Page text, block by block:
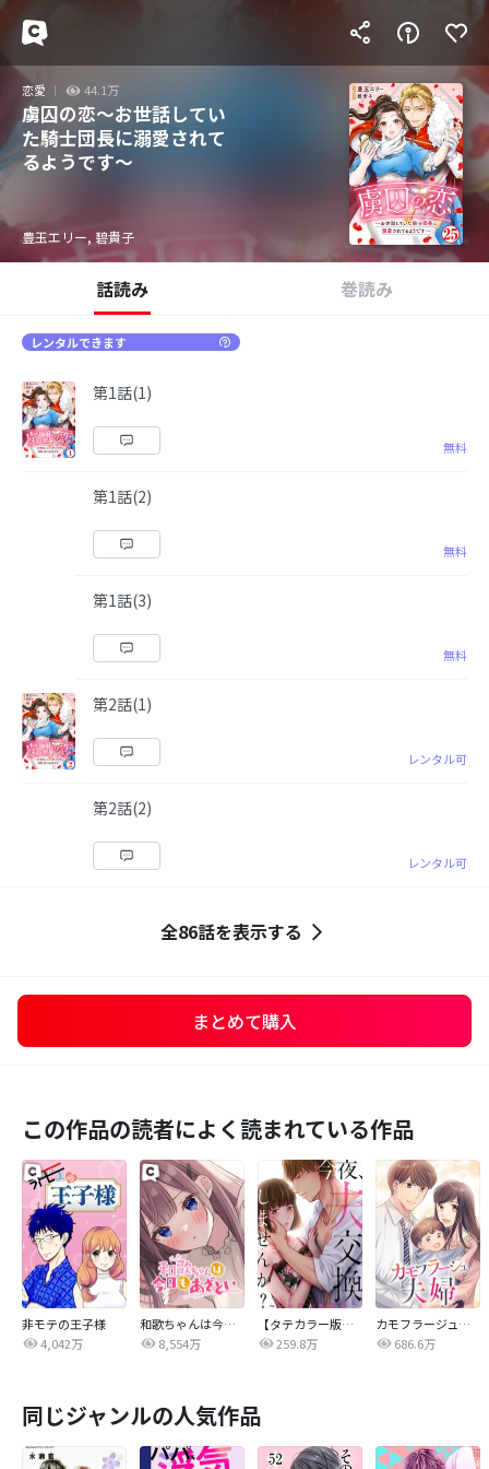
恋愛 44.1万
虜囚の恋～お世話してい
た騎士団長に溺愛されて
るようです～
豊玉エリー, 碧貴子
話読み 巻読み
レンタルできます
第1話(1)
無料
第1話(2)
無料
第1話(3)
無料
第2話(1)
レンタル可
第2話(2)
レンタル可
全86話を表示する
まとめて購入
この作品の読者によく読まれている作品
非モテの王子様
4,042万
和歌ちゃんは今日もあざとい
8,554万
【タテカラー版】今夜、夫交換しませんか？～レス夫と肉食夫～
259.8万
カモフラージュ夫婦
686.6万
同じジャンルの人気作品